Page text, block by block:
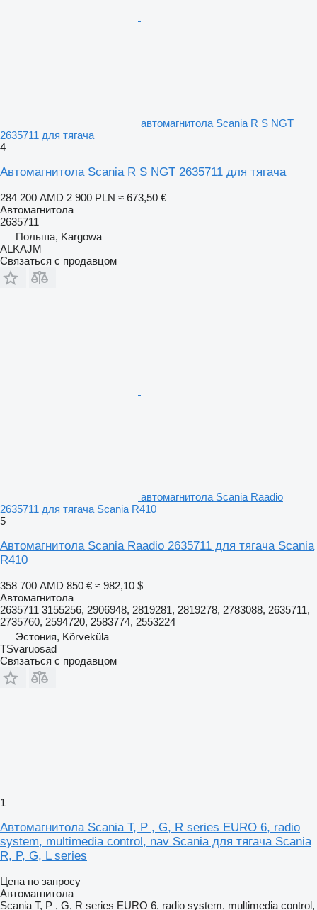
автомагнитола Scania R S NGT
2635711 для тягача
4
Автомагнитола Scania R S NGT 2635711 для тягача
284 200 AMD 2 900 PLN ≈ 673,50 €
Автомагнитола
2635711
Польша, Kargowa
ALKAJM
Связаться с продавцом
автомагнитола Scania Raadio
2635711 для тягача Scania R410
5
Автомагнитола Scania Raadio 2635711 для тягача Scania
R410
358 700 AMD 850 € ≈ 982,10 $
Автомагнитола
2635711 3155256, 2906948, 2819281, 2819278, 2783088, 2635711,
2735760, 2594720, 2583774, 2553224
Эстония, Kõrveküla
TSvaruosad
Связаться с продавцом
1
Автомагнитола Scania T, P , G, R series EURO 6, radio
system, multimedia control, nav Scania для тягача Scania
R, P, G, L series
Цена по запросу
Автомагнитола
Scania T, P , G, R series EURO 6, radio system, multimedia control,